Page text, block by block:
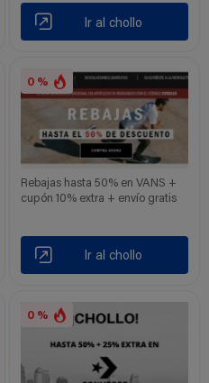
Ir al chollo
0 %
Rebajas hasta 50% en VANS +
cupón 10% extra + envío gratis
Ir al chollo
0 %